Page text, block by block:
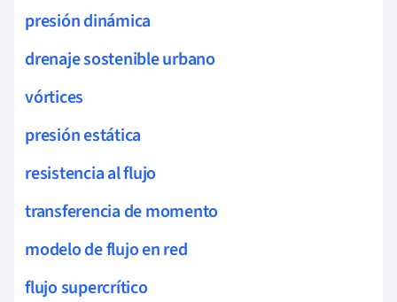
presión dinámica
drenaje sostenible urbano
vórtices
presión estática
resistencia al flujo
transferencia de momento
modelo de flujo en red
flujo supercrítico